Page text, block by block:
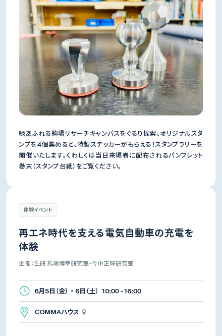
緑あふれる駒場リサーチキャンパスをぐるり探索、オリジナルスタ
ンプを4個集めると、特製ステッカーがもらえる！スタンプラリーを
開催いたします。くわしくは当日来場者に配布されるパンフレット
巻末（スタンプ台紙）をご覧ください。
体験イベント
再エネ時代を支える電気自動車の充電を
体験
主催：生研 馬場博幸研究室・今中正輝研究室
6月5日（金） ・ 6日（土） 10:00 - 16:00
COMMAハウス